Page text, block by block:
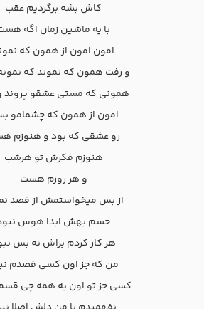
کاش بشه برگردیم عقب
با یه ماشین زمان اگه
امون امون از همون که
و رفت همون که نموند که
همونی که مستی عشقو پروند
امون از همون که چشمامو
رو عشقی که بود و هنوزم
هنوزم فکرش تو هرشب
و هر روزم هست
از بس میخواستمش از قصد
حسم بهش ابدا هوس
هر کار کردم براش نه بس
من که جز اون کسی قصدم
کسی جز تو اون به همه چی